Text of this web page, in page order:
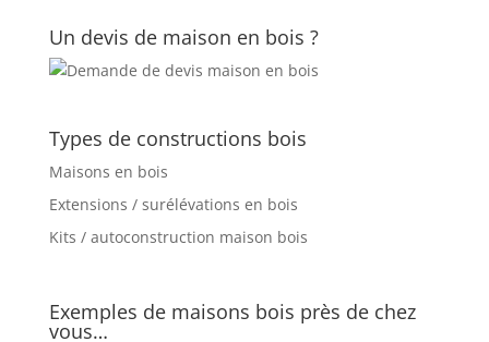
Un devis de maison en bois ?
Types de constructions bois
Maisons en bois
Extensions / surélévations en bois
Kits / autoconstruction maison bois
Exemples de maisons bois près de chez
vous…